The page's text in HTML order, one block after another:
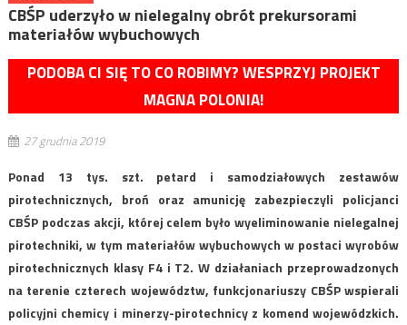
CBŚP uderzyło w nielegalny obrót prekursorami
materiałów wybuchowych
PODOBA CI SIĘ TO CO ROBIMY? WESPRZYJ PROJEKT
MAGNA POLONIA!
27 grudnia 2019
Ponad 13 tys. szt. petard i samodziałowych zestawów
pirotechnicznych, broń oraz amunicję zabezpieczyli policjanci
CBŚP podczas akcji, której celem było wyeliminowanie nielegalnej
pirotechniki, w tym materiałów wybuchowych w postaci wyrobów
pirotechnicznych klasy F4 i T2. W działaniach przeprowadzonych
na terenie czterech województw, funkcjonariuszy CBŚP wspierali
policyjni chemicy i minerzy-pirotechnicy z komend wojewódzkich.